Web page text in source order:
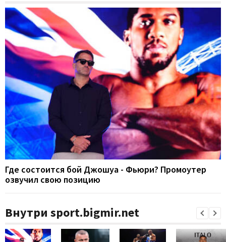
Где состоится бой Джошуа - Фьюри? Промоутер
озвучил свою позицию
Внутри sport.bigmir.net